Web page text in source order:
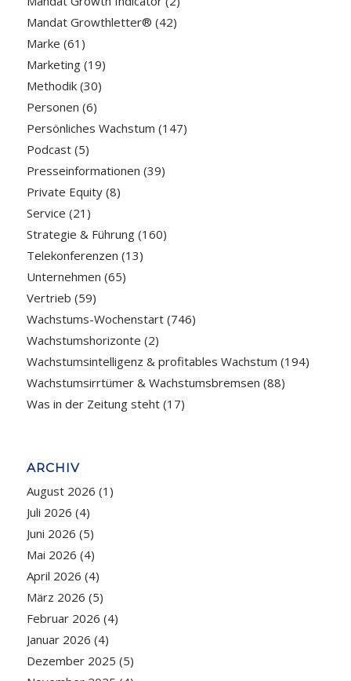
Mandat Growthletter® (42)
Marke (61)
Marketing(19)
Methodik(30)
Personen (6)
Persönliches Wachstum (147)
Podcast(5)
Presseinformationen (39)
Private Equity(8)
Service (21)
Strategie & Führung(160)
Telekonferenzen (13)
Unternehmen (65)
Vertrieb (59)
Wachstums-Wochenstart(746)
Wachstumshorizonte (2)
Wachstumsintelligenz & profitables Wachstum (194)
Wachstumsirrtümer & Wachstumsbremsen (88)
Was in der Zeitung steht(17)
ARCHIV
August 2026 (1)
Juli 2026 (4)
Juni 2026 (5)
Mai 2026 (4)
April 2026 (4)
März 2026 (5)
Februar 2026 (4)
Januar 2026 (4)
Dezember 2025 (5)